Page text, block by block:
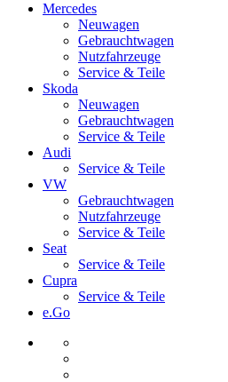
Mercedes
Neuwagen
Gebrauchtwagen
Nutzfahrzeuge
Service & Teile
Skoda
Neuwagen
Gebrauchtwagen
Service & Teile
Audi
Service & Teile
VW
Gebrauchtwagen
Nutzfahrzeuge
Service & Teile
Seat
Service & Teile
Cupra
Service & Teile
e.Go